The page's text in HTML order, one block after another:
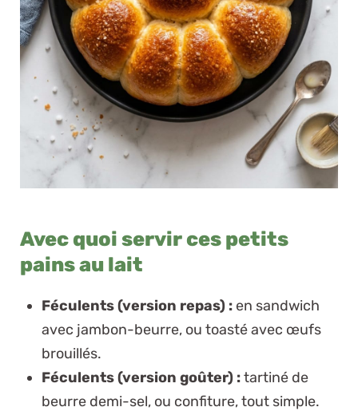
Avec quoi servir ces petits
pains au lait
Féculents (version repas) : en sandwich
avec jambon-beurre, ou toasté avec œufs
brouillés.
Féculents (version goûter) :tartiné de
beurre demi-sel, ou confiture, tout simple.